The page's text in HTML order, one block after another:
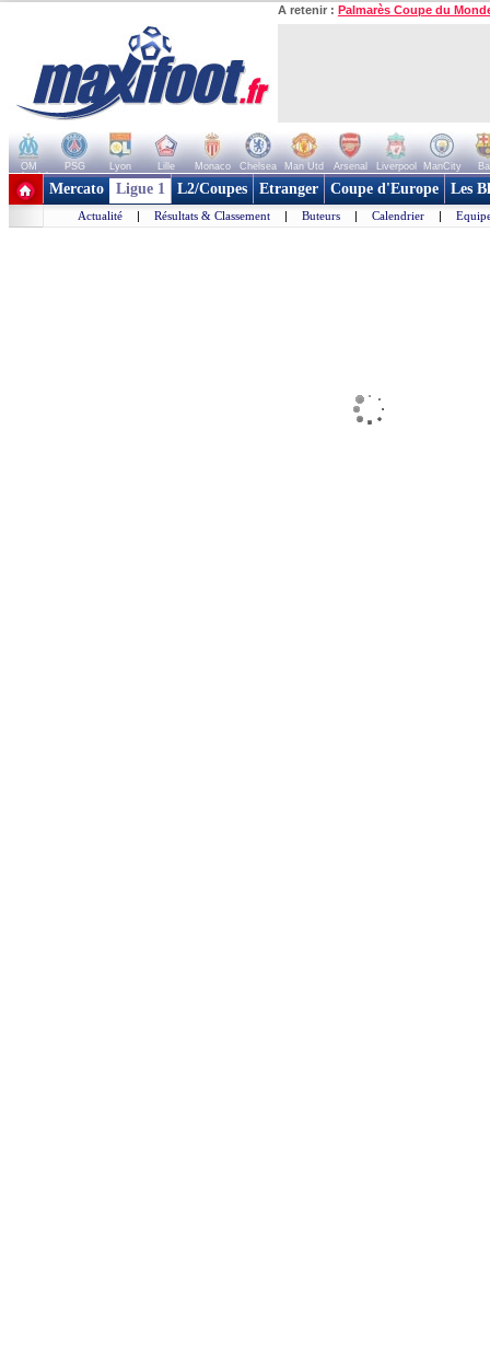
A retenir : Palmarès Coupe du
OM PSG Lyon Lille Monaco Chelsea Man Utd Arsenal Liverpool ManCity
+ de clubs
Mercato Ligue 1 L2/Coupes Etranger Coupe d'Europe Les
Actualité | Résultats & Classement | Buteurs | Calendrier |